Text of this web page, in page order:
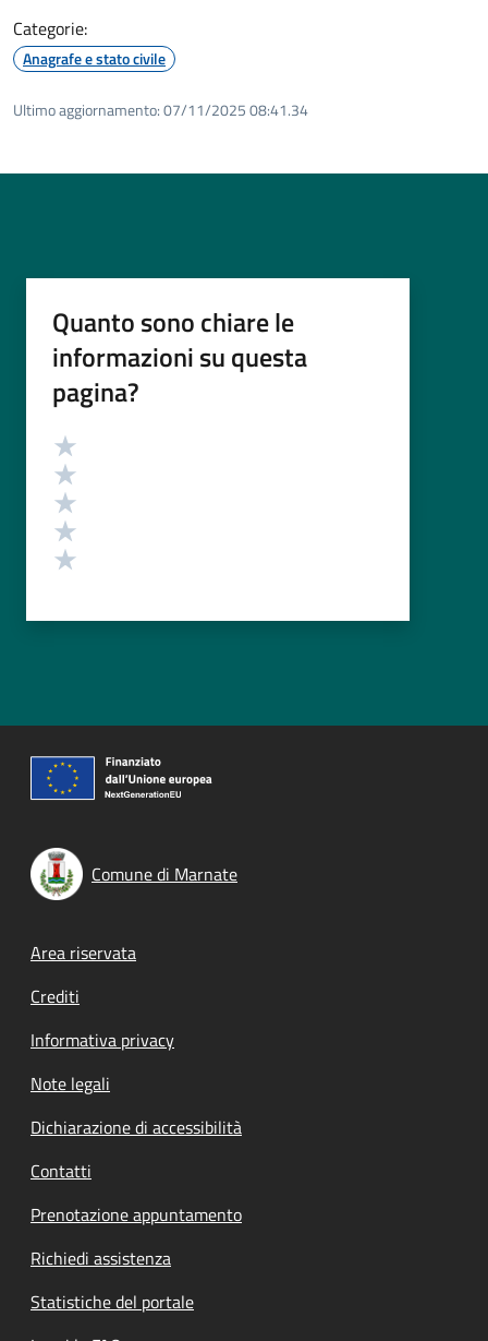
Categorie:
Anagrafe e stato civile
Ultimo aggiornamento:07/11/2025 08:41.34
Quanto sono chiare le
informazioni su questa
pagina?
Valutazione
Comune di Marnate
Footer menu
Area riservata
Crediti
Informativa privacy
Note legali
Dichiarazione di accessibilità
Contatti
Prenotazione appuntamento
Richiedi assistenza
Statistiche del portale